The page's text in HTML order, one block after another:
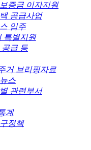
증금 이자지원
공급사업
입주
특별지원
급 등
거 브리핑자료
스
관련부서
계
정책